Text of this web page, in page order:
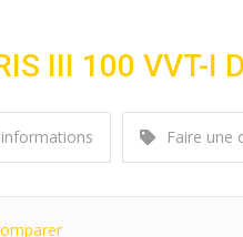
III 100 VVT-I
Faire une